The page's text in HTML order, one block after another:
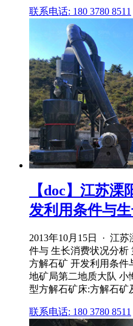
联系电话: 180 3780 8511
【doc】江苏
发利用条件与
2013年10月15日 · 江
件与 生长消费状况分析
方解石矿 开发利用条件
地矿局第二地质大队 小
型方解石矿床:方解石矿
联系电话: 180 3780 8511